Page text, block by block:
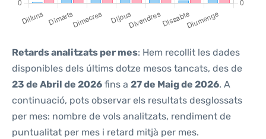
Retards analitzats per mes: Hem recollit les dades
disponibles dels últims dotze mesos tancats, des de
23 de Abril de 2026 fins a 27 de Maig de 2026. A
continuació, pots observar els resultats desglossats
per mes: nombre de vols analitzats, rendiment de
puntualitat per mes i retard mitjà per mes.